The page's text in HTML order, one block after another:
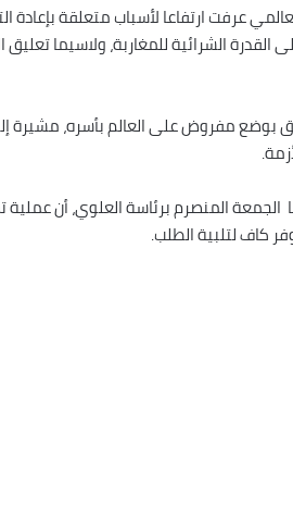
عرفت ارتفاعا لأسباب متعلقة بإعادة
الشرائية للمغاربة، ولاسيما
بوضع مفروض على العالم بأسره، مشيرة
الجمعة المنصرم برئاسة العلوي، أن
كاف لتلبية الطلب.